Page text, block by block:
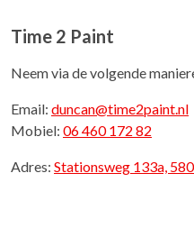
Time 2 Paint
Neem via de volgende
Email: duncan@time2paint.nl
Mobiel: 06 460 172 82
Adres: Stationsweg 133a,